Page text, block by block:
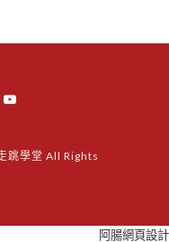
跳學堂 All Rights
阿腸網頁設計